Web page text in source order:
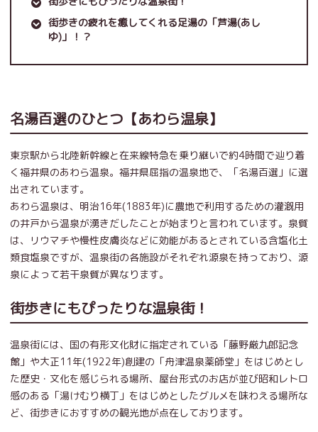
街歩きの疲れを癒してくれる足湯の「芦湯(あし
ゆ)」！？
名湯百選のひとつ【あわら温泉】
東京駅から北陸新幹線と在来線特急を乗り継いで約4時間で辿り着
く福井県のあわら温泉。福井県屈指の温泉地で、「名湯百選」に選
出されています。
あわら温泉は、明治16年(1883年)に農地で利用するための灌漑用
の井戸から温泉が湧きだしたことが始まりと言われています。泉質
は、リウマチや慢性皮膚炎などに効能があるとされている含塩化土
類食塩泉ですが、温泉街の各施設がそれぞれ源泉を持っており、源
泉によって若干泉質が異なります。
街歩きにもぴったりな温泉街！
温泉街には、国の有形文化財に指定されている「藤野厳九郎記念
館」や大正11年(1922年)創建の「舟津温泉薬師堂」をはじめとし
た歴史・文化を感じられる場所、屋台形式のお店が並び昭和レトロ
感のある「湯けむり横丁」をはじめとしたグルメを味わえる場所な
ど、街歩きにおすすめの観光地が点在しております。